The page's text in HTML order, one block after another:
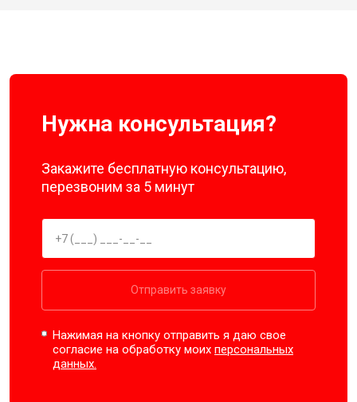
Нужна консультация?
Закажите бесплатную консультацию,
перезвоним за 5 минут
Отправить заявку
Нажимая на кнопку отправить я даю свое
согласие на обработку моихперсональных
данных.